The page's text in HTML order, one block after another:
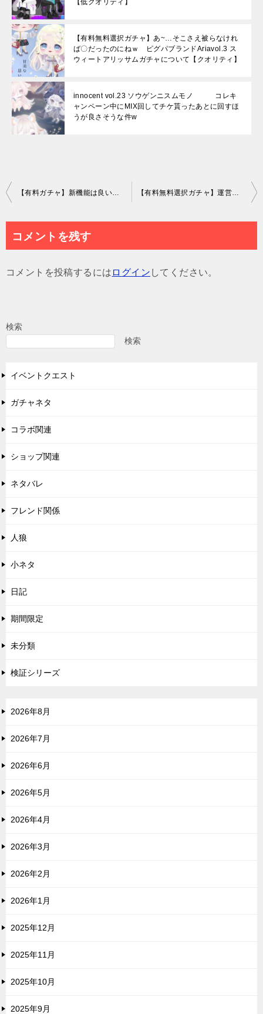
【低クオリティ】
【有料無料選択ガチャ】あ~…そこさえ被らなけれ
ば〇だったのにねｗ ピグパブランドAriavol.3 ス
ウィートアリッサムガチャについて【クオリティ】
innocent vol.23 ソウゲンニスムモノ コレキ
ャンペーン中にMIX回してチケ貰ったあとに回すほ
うが良さそうな件w
投
ビ
ョ
【有料ガチャ】新機能は良いとしてこういったネタは使いまわしなのね┐(´д｀)┌ﾔﾚﾔﾚ ホッピングラビットガチャとスキップ走りの有料しか新機能の楽しめない感ｗ【スキップ走り】 【有料無料選択ガチャ】運営はホントにこれを回したいと思って製作したのか？ スターライトガチャの低クオリティに残念無念また来週~な件ｗ【数年前クオリティ】
コメントを残す
コメントを投稿するには ログイン してください。
検索
検索
イベントクエスト
ガチャネタ
コラボ関連
ショップ関連
ネタバレ
フレンド関係
人狼
小ネタ
日記
期間限定
未分類
検証シリーズ
2026年8月
2026年7月
2026年6月
2026年5月
2026年4月
2026年3月
2026年2月
2026年1月
2025年12月
2025年11月
2025年10月
2025年9月